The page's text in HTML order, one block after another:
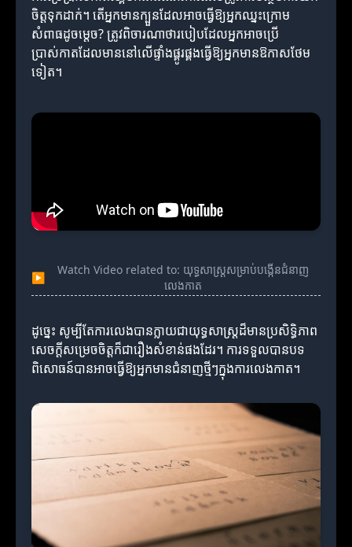
ចិត្តទុកដាក់។ តើអ្នកមានក្បួនដែលអាចធ្វើឱ្យអ្នកឈ្នះក្រោម
សំពាធដូចម្តេច? ត្រូវពិចារណាថារបៀបដែលអ្នកអាចប្រើ
ប្រាស់កាតដែលមាននៅលើផ្ទាំងផ្គូរផ្គងធ្វើឱ្យអ្នកមានឱកាសថែម
ទៀត។
▶
Watch Video related to: យុទ្ធសាស្ត្រសម្រាប់បង្កើនជំនាញ
លេងកាត
ដូច្នេះ សូម្បីតែការលេងបានក្លាយជាយុទ្ធសាស្ត្រដ៏មានប្រសិទ្ធិភាព
សេចក្តីសម្រេចចិត្តក៏ជារឿងសំខាន់ផងដែរ។ ការទទួលបានបទ
ពិសោធន៍បានអាចធ្វើឱ្យអ្នកមានជំនាញថ្មីៗក្នុងការលេងកាត។